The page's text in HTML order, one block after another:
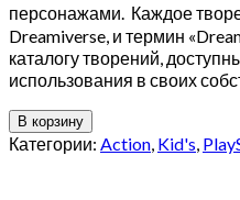
персонажами. Каждое
Dreamiverse, и термин
каталогу творений,
использования в своих
В корзину
Категории: Action Kid's